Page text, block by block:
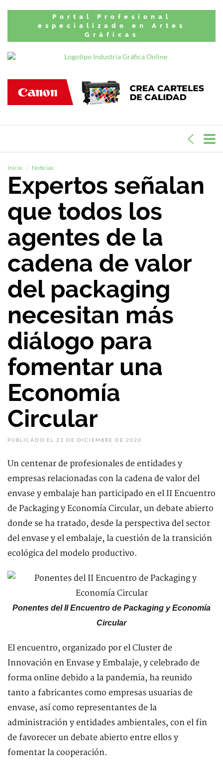
Portal Profesional
especializado en Artes
Gráficas
Inicio Noticias
Expertos señalan
que todos los
agentes de la
cadena de valor
del packaging
necesitan más
diálogo para
fomentar una
Economía
Circular
PUBLICADO EL 23 DE DICIEMBRE DE 2020
Un centenar de profesionales de entidades y
empresas relacionadas con la cadena de valor del
envase y embalaje han participado en el II Encuentro
de Packaging y Economía Circular, un debate abierto
donde se ha tratado, desde la perspectiva del sector
del envase y el embalaje, la cuestión de la transición
ecológica del modelo productivo.
Ponentes del II Encuentro de Packaging y Economía
Circular
El encuentro, organizado por el Cluster de
Innovación en Envase y Embalaje, y celebrado de
forma online debido a la pandemia, ha reunido
tanto a fabricantes como empresas usuarias de
envase, así como representantes de la
administración y entidades ambientales, con el fin
de favorecer un debate abierto entre ellos y
fomentar la cooperación.